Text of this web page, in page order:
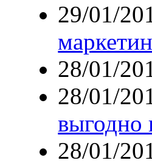
29/01/
28/01/
28/01/
выгодно
28/01/